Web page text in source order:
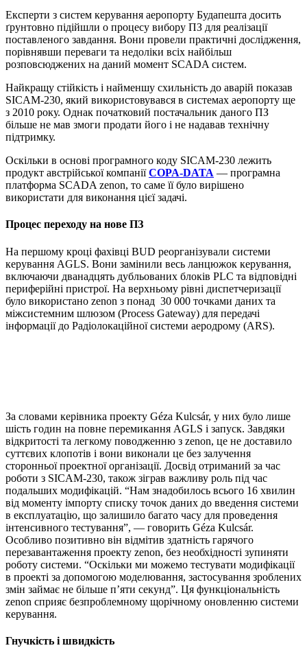
Експерти з систем керування аеропорту Будапешта досить
ґрунтовно підійшли о процесу вибору ПЗ для реалізації
поставленого завдання. Вони провели практичні дослідження,
порівнявши переваги та недоліки всіх найбільш
розповсюджених на даний момент SCADA систем.
Найкращу стійкість і найменшу схильність до аварій показав
SICAM-230, який використовувався в системах аеропорту ще
з 2010 року. Однак початковий постачальник даного ПЗ
більше не мав змоги продати його і не надавав технічну
підтримку.
Оскільки в основі програмного коду SICAM-230 лежить
продукт австрійської компаніїCOPA-DATA — програмна
платформа SCADA zenon, то саме її було вирішено
використати для виконання цієї задачі.
Процес переходу на нове ПЗ
На першому кроці фахівці BUD реорганізували системи
керування AGLS. Вони замінили весь ланцюжок керування,
включаючи дванадцять дубльованих блоків PLC та відповідні
периферійні пристрої. На верхньому рівні диспетчеризації
було використано zenon з понад 30 000 точками даних та
міжсистемним шлюзом (Process Gateway) для передачі
інформації до Радіолокаційної системи аеродрому (ARS).
За словами керівника проекту Géza Kulcsár, у них було лише
шість годин на повне перемикання AGLS і запуск. Завдяки
відкритості та легкому поводженню з zenon, це не доставило
суттєвих клопотів і вони виконали це без залучення
сторонньої проектної організації. Досвід отриманий за час
роботи з SICAM-230, також зіграв важливу роль під час
подальших модифікацій. “Нам знадобилось всього 16 хвилин
від моменту імпорту списку точок даних до введення системи
в експлуатацію, що залишило багато часу для проведення
інтенсивного тестування”, — говорить Géza Kulcsár.
Особливо позитивно він відмітив здатність гарячого
перезавантаження проекту zenon, без необхідності зупиняти
роботу системи. “Оскільки ми можемо тестувати модифікації
в проекті за допомогою моделювання, застосування зроблених
змін займає не більше п’яти секунд”. Ця функціональність
zenon сприяє безпроблемному щорічному оновленню системи
керування.
Гнучкість і швидкість